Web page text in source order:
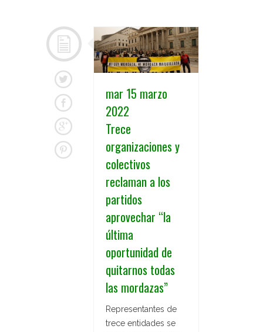
mar 15 marzo
2022
Trece
organizaciones y
colectivos
reclaman a los
partidos
aprovechar “la
última
oportunidad de
quitarnos todas
las mordazas”
Representantes de
trece entidades se